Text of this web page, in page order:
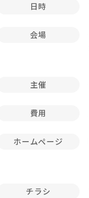
日時
会場
主催
費用
ホームページ
チラシ